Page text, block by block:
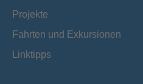
Projekte
Fahrten und Exkursionen
Linktipps